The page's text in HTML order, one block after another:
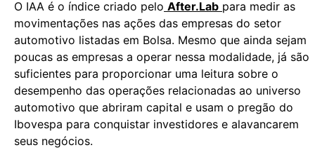
O IAA é o índice criado pelo After.Lab para medir as
movimentações nas ações das empresas do setor
automotivo listadas em Bolsa. Mesmo que ainda sejam
poucas as empresas a operar nessa modalidade, já são
suficientes para proporcionar uma leitura sobre o
desempenho das operações relacionadas ao universo
automotivo que abriram capital e usam o pregão do
Ibovespa para conquistar investidores e alavancarem
seus negócios.